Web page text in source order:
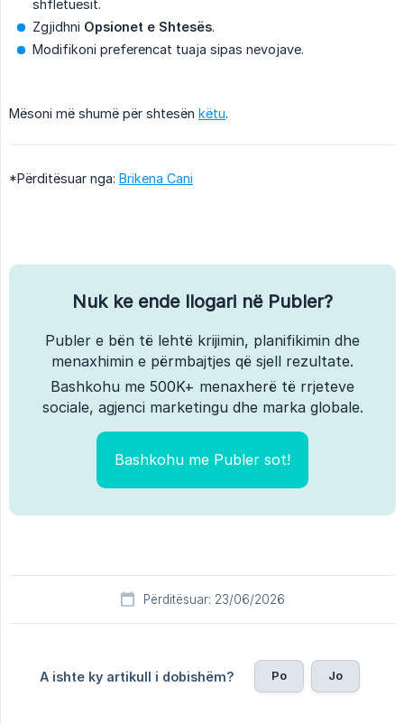
shfletuesit.
Zgjidhni Opsionet e Shtesës.
Modifikoni preferencat tuaja sipas nevojave.
Mësoni më shumë për shtesën këtu.
*Përditësuar nga: Brikena Cani
Nuk ke ende llogari në Publer?
Publer e bën të lehtë krijimin, planifikimin dhe
menaxhimin e përmbajtjes që sjell rezultate.
Bashkohu me 500K+ menaxherë të rrjeteve
sociale, agjenci marketingu dhe marka globale.
Bashkohu me Publer sot!
Përditësuar: 23/06/2026
A ishte ky artikull i dobishëm? Po Jo